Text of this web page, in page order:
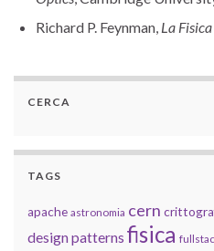
Richard P. Feynman, La
CERCA
TAGS
apache astronomia cern
design patterns fisica